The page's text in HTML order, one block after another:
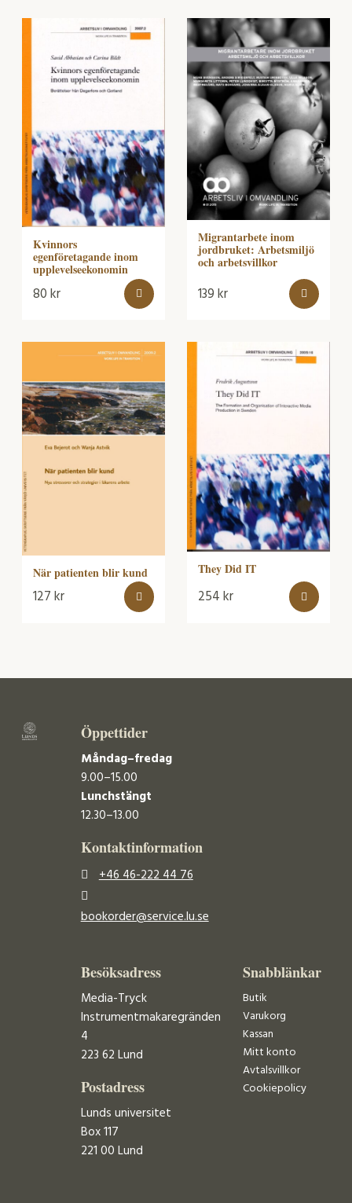
Kvinnors
egenföretagande inom
upplevelseekonomin
80kr
Migrantarbete inom
jordbruket: Arbetsmiljö
och arbetsvillkor
139kr
När patienten blir kund
127kr
They Did IT
254kr
Öppettider
Måndag–fredag
9.00–15.00
Lunchstängt
12.30–13.00
Kontaktinformation
+46 46-222 44 76
bookorder@service.lu.se
Besöksadress
Media-Tryck
Instrumentmakaregränden
4
223 62 Lund
Postadress
Lunds universitet
Box 117
221 00 Lund
Snabblänkar
Butik
Varukorg
Kassan
Mitt konto
Avtalsvillkor
Cookiepolicy